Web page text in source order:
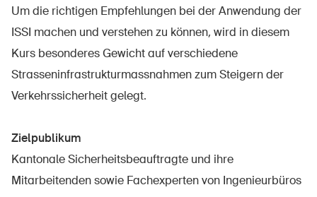
Um die richtigen Empfehlungen bei der Anwendung der
ISSI machen und verstehen zu können, wird in diesem
Kurs besonderes Gewicht auf verschiedene
Strasseninfrastrukturmassnahmen zum Steigern der
Verkehrssicherheit gelegt.
Zielpublikum
Kantonale Sicherheitsbeauftragte und ihre
Mitarbeitenden sowie Fachexperten von Ingenieurbüros